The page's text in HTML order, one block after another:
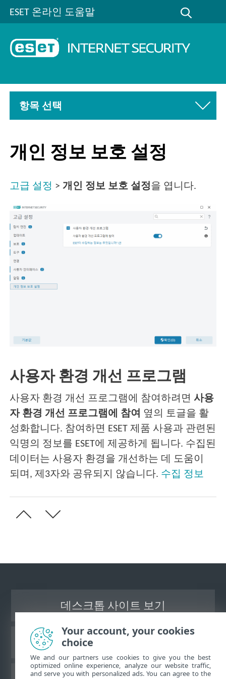
ESET 온라인 도움말
항목 선택
개인 정보 보호 설정
고급 설정 >개인 정보 보호 설정을 엽니다.
사용자 환경 개선 프로그램
사용자 환경 개선 프로그램에 참여하려면 사용
자 환경 개선 프로그램에 참여 옆의 토글을 활
성화합니다. 참여하면 ESET 제품 사용과 관련된
익명의 정보를 ESET에 제공하게 됩니다. 수집된
데이터는 사용자 환경을 개선하는 데 도움이
되며, 제3자와 공유되지 않습니다. 수집 정보
데스크톱 사이트 보기
ESET 지식 베이스
Your account, your cookies
choice
We and our partners use cookies to give you the best
optimized online experience, analyze our website traffic,
and serve you with personalized ads. You can agree to the